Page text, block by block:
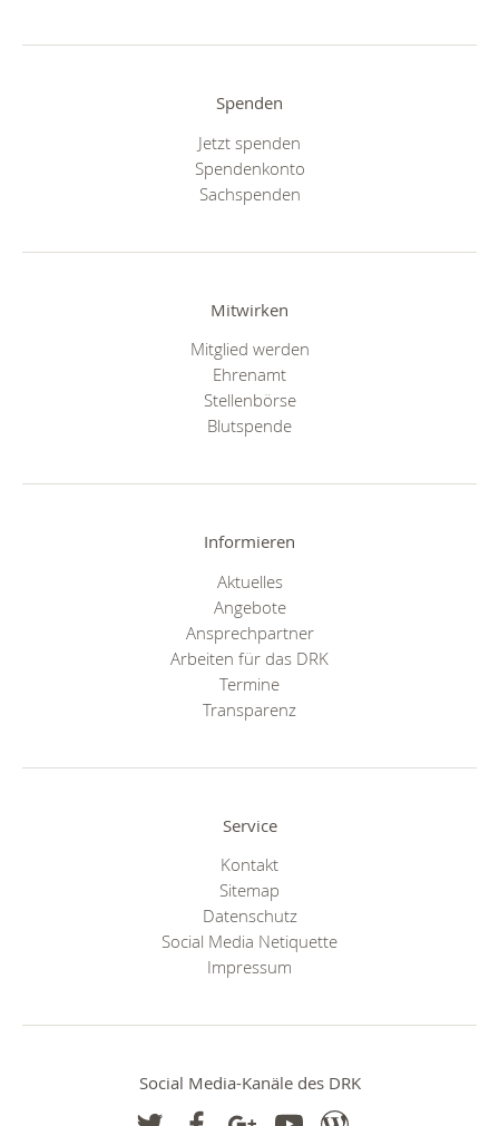
Spenden
Jetzt spenden
Spendenkonto
Sachspenden
Mitwirken
Mitglied werden
Ehrenamt
Stellenbörse
Blutspende
Informieren
Aktuelles
Angebote
Ansprechpartner
Arbeiten für das DRK
Termine
Transparenz
Service
Kontakt
Sitemap
Datenschutz
Social Media Netiquette
Impressum
Social Media-Kanäle des DRK